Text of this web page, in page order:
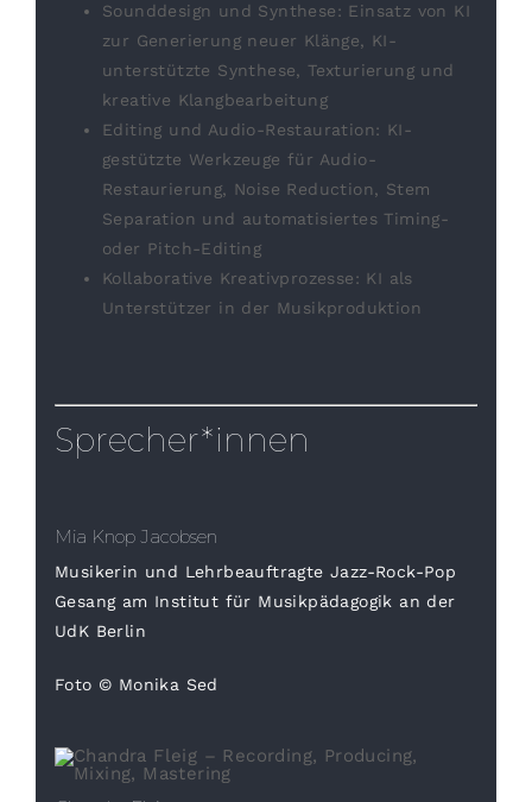
Sounddesign und Synthese: Einsatz von KI
zur Generierung neuer Klänge, KI-
unterstützte Synthese, Texturierung und
kreative Klangbearbeitung
Editing und Audio-Restauration: KI-
gestützte Werkzeuge für Audio-
Restaurierung, Noise Reduction, Stem
Separation und automatisiertes Timing-
oder Pitch-Editing
Kollaborative Kreativprozesse: KI als
Unterstützer in der Musikproduktion
Sprecher*innen
Mia Knop Jacobsen
Musikerin und Lehrbeauftragte Jazz-Rock-Pop
Gesang am Institut für Musikpädagogik an der
UdK Berlin
Foto © Monika Sed